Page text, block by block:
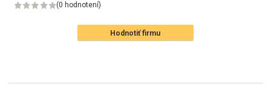
(0 hodnotení)
Hodnotiť firmu